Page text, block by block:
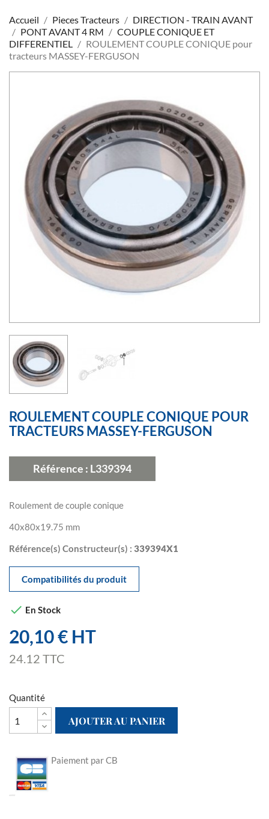
Accueil Pieces Tracteurs
DIRECTION - TRAIN AVANT
PONT AVANT 4 RM
COUPLE CONIQUE ET
DIFFERENTIEL
ROULEMENT COUPLE CONIQUE pour
tracteurs MASSEY-FERGUSON
ROULEMENT COUPLE CONIQUE POUR
TRACTEURS MASSEY-FERGUSON
Référence : L339394
Roulement de couple conique
40x80x19.75 mm
Référence(s) Constructeur(s) : 339394X1
Compatibilités du produit
 En Stock
20,10 € HT
24.12 TTC
Quantité
AJOUTER AU PANIER
Paiement par CB